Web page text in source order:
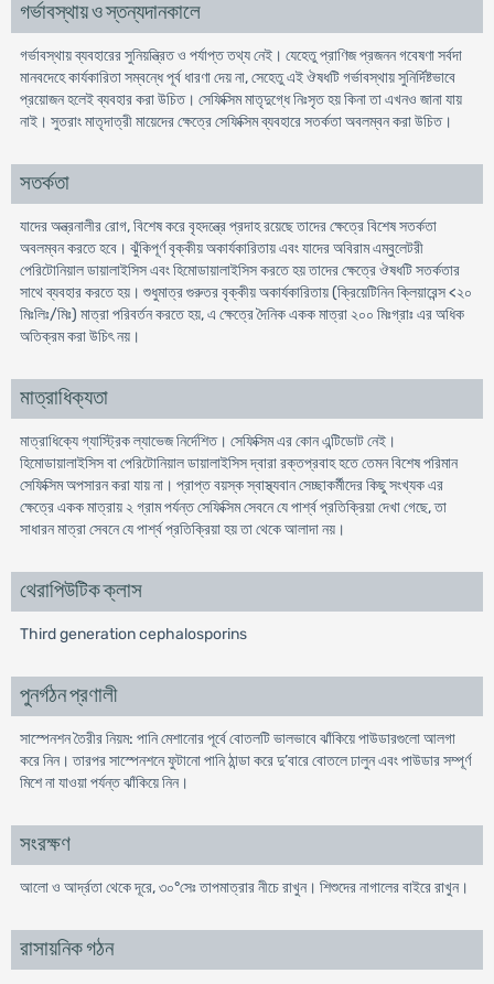
গর্ভাবস্থায় ও স্তন্যদানকালে
গর্ভাবস্থায় ব্যবহারের সুনিয়ন্ত্রিত ও পর্যাপ্ত তথ্য নেই। যেহেতু প্রাণিজ প্রজনন গবেষণা সর্বদা
মানবদেহে কার্যকারিতা সম্বন্ধে পূর্ব ধারণা দেয় না, সেহেতু এই ঔষধটি গর্ভাবস্থায় সুনির্দিষ্টভাবে
প্রয়োজন হলেই ব্যবহার করা উচিত। সেফিক্সিম মাতৃদুগ্ধে নিঃসৃত হয় কিনা তা এখনও জানা যায়
নাই। সুতরাং মাতৃদাত্রী মায়েদের ক্ষেত্রে সেফিক্সিম ব্যবহারে সতর্কতা অবলম্বন করা উচিত।
সতর্কতা
যাদের অন্ত্রনালীর রোগ, বিশেষ করে বৃহদন্ত্রে প্রদাহ রয়েছে তাদের ক্ষেত্রে বিশেষ সতর্কতা
অবলম্বন করতে হবে। ঝুঁকিপূর্ণ বৃক্কীয় অকার্যকারিতায় এবং যাদের অবিরাম এম্বুলেটরী
পেরিটোনিয়াল ডায়ালাইসিস এবং হিমোডায়ালাইসিস করতে হয় তাদের ক্ষেত্রে ঔষধটি সতর্কতার
সাথে ব্যবহার করতে হয়। শুধুমাত্র গুরুতর বৃক্কীয় অকার্যকারিতায় (ক্রিয়েটিনিন ক্লিয়ারেন্স <২০
মিঃলিঃ/মিঃ) মাত্রা পরিবর্তন করতে হয়, এ ক্ষেত্রে দৈনিক একক মাত্রা ২০০ মিঃগ্রাঃ এর অধিক
অতিক্রম করা উচিৎ নয়।
মাত্রাধিক্যতা
মাত্রাধিক্যে গ্যাস্ট্রিক ল্যাভেজ নির্দেশিত। সেফিক্সিম এর কোন এন্টিডোট নেই।
হিমোডায়ালাইসিস বা পেরিটোনিয়াল ডায়ালাইসিস দ্বারা রক্তপ্রবাহ হতে তেমন বিশেষ পরিমান
সেফিক্সিম অপসারন করা যায় না। প্রাপ্ত বয়স্ক স্বাস্থ্যবান সেচ্ছাকর্মীদের কিছু সংখ্যক এর
ক্ষেত্রে একক মাত্রায় ২ গ্রাম পর্যন্ত সেফিক্সিম সেবনে যে পার্শ্ব প্রতিক্রিয়া দেখা গেছে, তা
সাধারন মাত্রা সেবনে যে পার্শ্ব প্রতিক্রিয়া হয় তা থেকে আলাদা নয়।
থেরাপিউটিক ক্লাস
Third generation cephalosporins
পুনর্গঠন প্রণালী
সাস্পেনশন তৈরীর নিয়ম: পানি মেশানোর পূর্বে বোতলটি ভালভাবে ঝাঁকিয়ে পাউডারগুলো আলগা
করে নিন। তারপর সাস্পেনশনে ফুটানো পানি ঠান্ডা করে দু’বারে বোতলে ঢালুন এবং পাউডার সম্পূর্ণ
মিশে না যাওয়া পর্যন্ত ঝাঁকিয়ে নিন।
সংরক্ষণ
আলো ও আর্দ্রতা থেকে দূরে, ৩০°সেঃ তাপমাত্রার নীচে রাখুন। শিশুদের নাগালের বাইরে রাখুন।
রাসায়নিক গঠন